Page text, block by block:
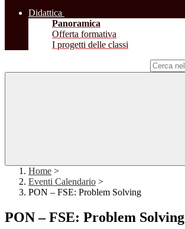
Didattica
Panoramica
Offerta formativa
I progetti delle classi
Home >
Eventi Calendario >
PON – FSE: Problem Solving
PON – FSE: Problem Solving